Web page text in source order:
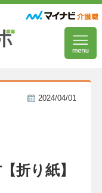
2024/04/01
折り紙】